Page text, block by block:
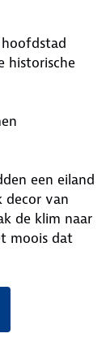
historische
een eiland
decor van
de klim naar
moois dat